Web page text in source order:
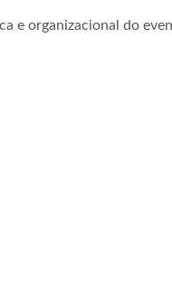
e organizacional do